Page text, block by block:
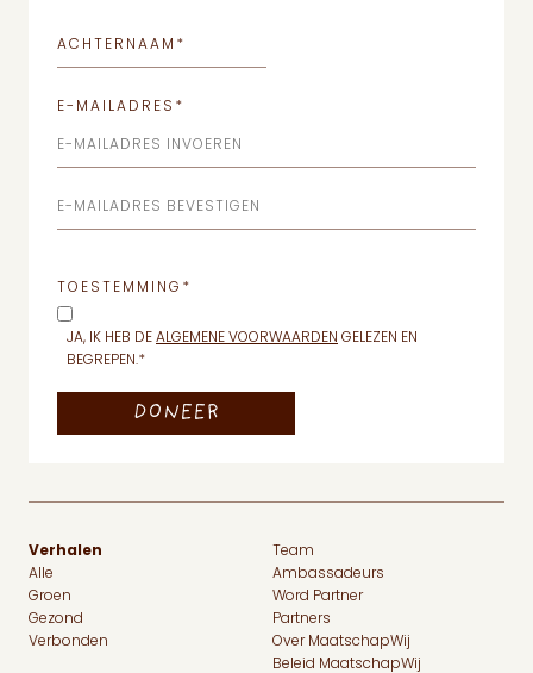
ACHTERNAAM *
E-MAILADRES *
TOESTEMMING *
JA, IK HEB DE ALGEMENE VOORWAARDEN GELEZEN EN
BEGREPEN.*
Verhalen
Alle
Groen
Gezond
Verbonden
Team
Ambassadeurs
Word Partner
Partners
Over MaatschapWij
Beleid MaatschapWij